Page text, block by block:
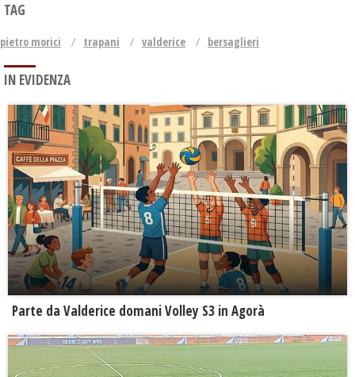
TAG
pietro morici trapani valderice bersaglieri
IN EVIDENZA
Parte da Valderice domani Volley S3 in Agorà